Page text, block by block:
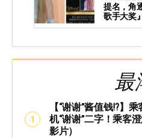
提名，角
歌手大奖
最
【“谢谢”酱值钱⁉️】
机“谢谢”二字！乘客
影片）